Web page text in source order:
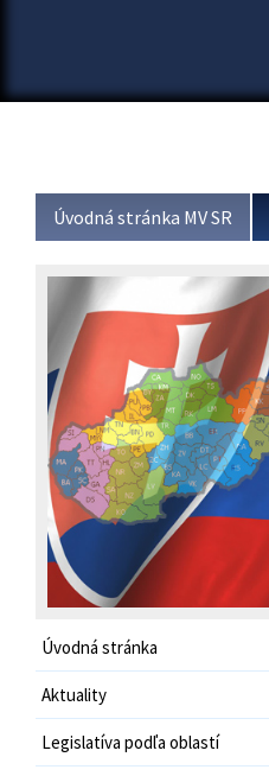
Úvodná stránka MV SR
Úvodná stránka
Aktuality
Legislatíva podľa oblastí